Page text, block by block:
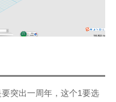
突出一周年，这个1要选